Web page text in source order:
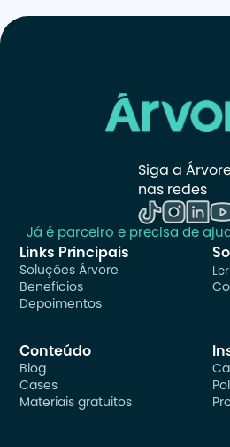
Siga a
nas redes
Já é parceiro e precisa de
Links Principais
Soluções Árvore
Benefícios
Depoimentos
Ler
Conteúdo
Blog
Cases
Materiais gratuitos